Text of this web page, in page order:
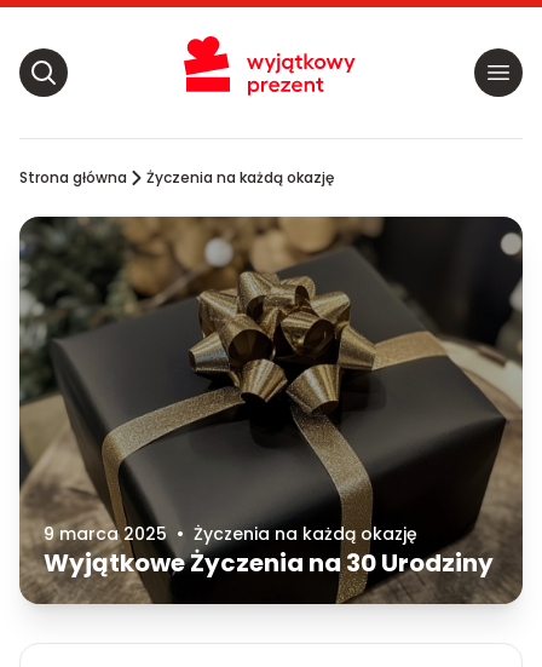
Strona główna Życzenia na każdą okazję
9 marca 2025 • Życzenia na każdą okazję
Wyjątkowe Życzenia na 30 Urodziny